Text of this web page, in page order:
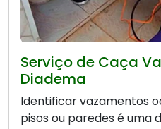
Serviço de Caça
Diadema
Identificar vazamentos
pisos ou paredes é uma